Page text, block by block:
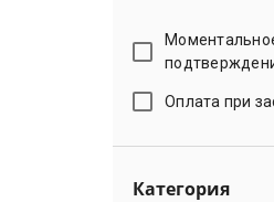
Оплата при
Категория